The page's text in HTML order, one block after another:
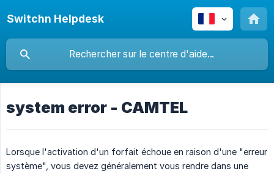
Switchn Helpdesk
system error - CAMTEL
Lorsque l'activation d'un forfait échoue en raison d'une "erreur
système", vous devez généralement vous rendre dans une